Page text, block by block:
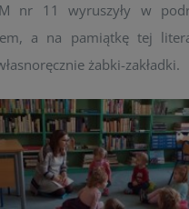
nr 11 wyruszyły w
a na pamiątkę tej
żabki-zakładki.